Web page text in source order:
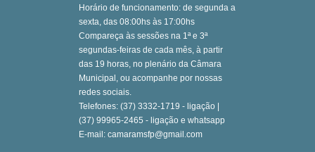
Horário de funcionamento: de segunda a
sexta, das 08:00hs às 17:00hs
Compareça às sessões na 1ª e 3ª
segundas-feiras de cada mês, à partir
das 19 horas, no plenário da Câmara
Municipal, ou acompanhe por nossas
redes sociais.
Telefones: (37) 3332-1719 - ligação |
(37) 99965-2465 - ligação e whatsapp
E-mail: camaramsfp@gmail.com